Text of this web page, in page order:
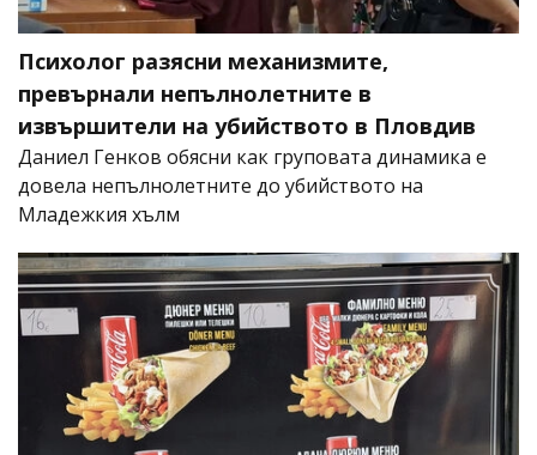
Психолог разясни механизмите,
превърнали непълнолетните в
извършители на убийството в Пловдив
Даниел Генков обясни как груповата динамика е
довела непълнолетните до убийството на
Младежкия хълм